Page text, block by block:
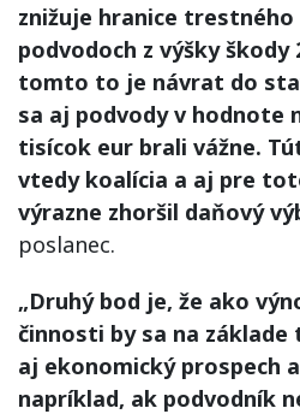
znižuje hranice trestného
podvodoch z výšky škody
tomto to je návrat do
sa aj podvody v hodnote
tisícok eur brali vážne.
vtedy koalícia a aj pre
výrazne zhoršil daňový
poslanec.
„Druhý bod je, že ako
činnosti by sa na
aj ekonomický prospech
napríklad, ak podvodník